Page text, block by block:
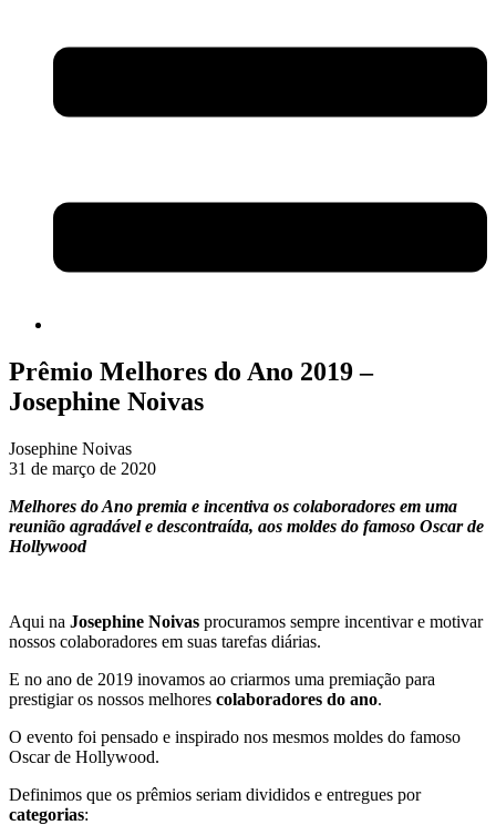
Prêmio Melhores do Ano 2019 –
Josephine Noivas
Josephine Noivas
31 de março de 2020
Melhores do Ano premia e incentiva os colaboradores em uma
reunião agradável e descontraída, aos moldes do famoso Oscar de
Hollywood
Aqui na Josephine Noivas procuramos sempre incentivar e motivar
nossos colaboradores em suas tarefas diárias.
E no ano de 2019 inovamos ao criarmos uma premiação para
prestigiar os nossos melhores colaboradores do ano.
O evento foi pensado e inspirado nos mesmos moldes do famoso
Oscar de Hollywood.
Definimos que os prêmios seriam divididos e entregues por
categorias: